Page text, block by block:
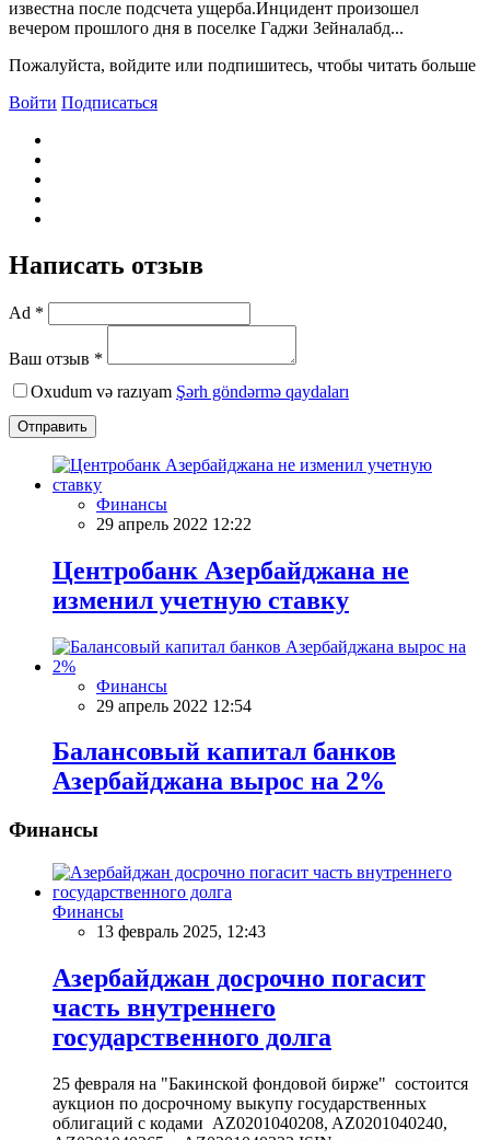
известна после подсчета ущерба.Инцидент произошел
вечером прошлого дня в поселке Гаджи Зейналабд...
Пожалуйста, войдите или подпишитесь, чтобы читать больше
Войти Подписаться
Написать отзыв
Ad *
Ваш отзыв *
Oxudum və razıyam Şərh göndərmə qaydaları
Отправить
Финансы
29 апрель 2022 12:22
Центробанк Азербайджана не
изменил учетную ставку
Финансы
29 апрель 2022 12:54
Балансовый капитал банков
Азербайджана вырос на 2%
Финансы
Финансы
13 февраль 2025, 12:43
Азербайджан досрочно погасит
часть внутреннего
государственного долга
25 февраля на "Бакинской фондовой бирже" состоится
аукцион по досрочному выкупу государственных
облигаций с кодами AZ0201040208, AZ0201040240,